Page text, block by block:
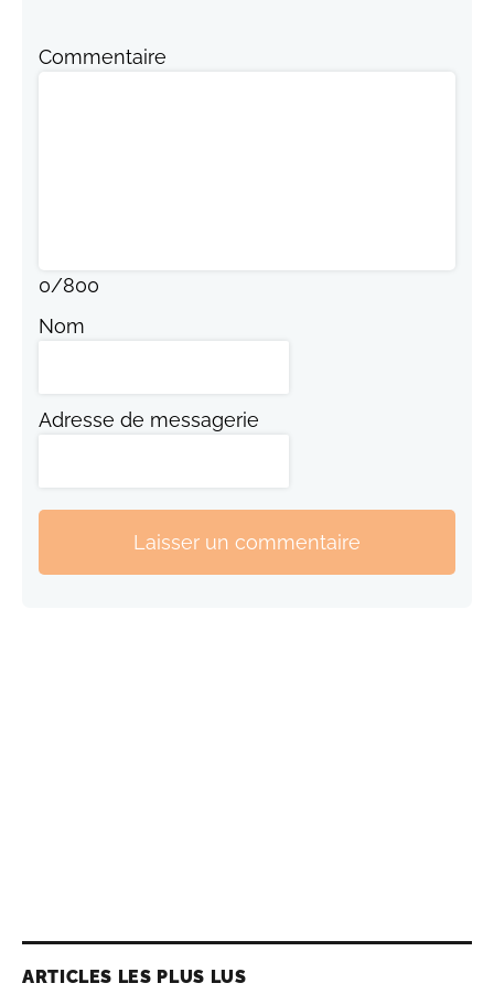
Commentaire
0/800
Nom
Adresse de messagerie
Laisser un commentaire
ARTICLES LES PLUS LUS